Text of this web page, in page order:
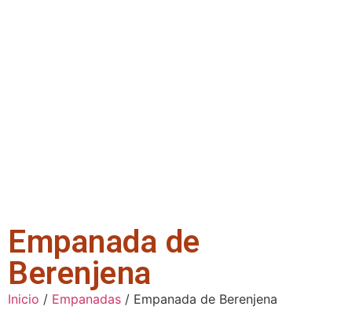
Empanada de
Berenjena
Inicio / Empanadas / Empanada de Berenjena